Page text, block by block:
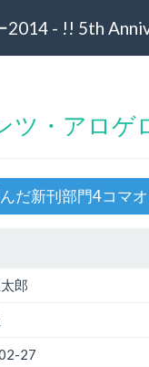
2014 - !! 5th
ツ・アロゲ
だ新刊部門4コマ
郎
27